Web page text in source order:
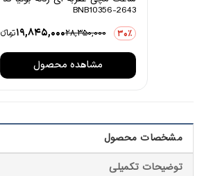
BNB10356-2643
30٪ 28,350,000
19,845,000تومانءء
مشاهده محصول
مشخصات محصول
توضیحات تکمیلی